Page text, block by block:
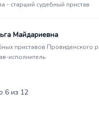
- старший судебный пристав
Майдариевна
приставов Провиденского
исполнитель
6 из 12